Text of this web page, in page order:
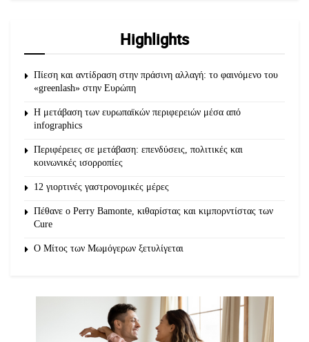
Highlights
Πίεση και αντίδραση στην πράσινη αλλαγή: το φαινόμενο του
«greenlash» στην Ευρώπη
Η μετάβαση των ευρωπαϊκών περιφερειών μέσα από
infographics
Περιφέρειες σε μετάβαση: επενδύσεις, πολιτικές και
κοινωνικές ισορροπίες
12 γιορτινές γαστρονομικές μέρες
Πέθανε ο Perry Bamonte, κιθαρίστας και κιμπορντίστας των
Cure
O Μίτος των Μωμόγερων ξετυλίγεται